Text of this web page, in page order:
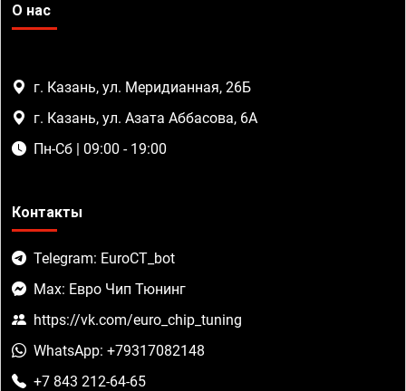
О нас
г. Казань, ул. Меридианная, 26Б
г. Казань, ул. Азата Аббасова, 6А
Пн-Сб | 09:00 - 19:00
Контакты
Telegram: EuroCT_bot
Max: Евро Чип Тюнинг
https://vk.com/euro_chip_tuning
WhatsApp: +79317082148
+7 843 212-64-65